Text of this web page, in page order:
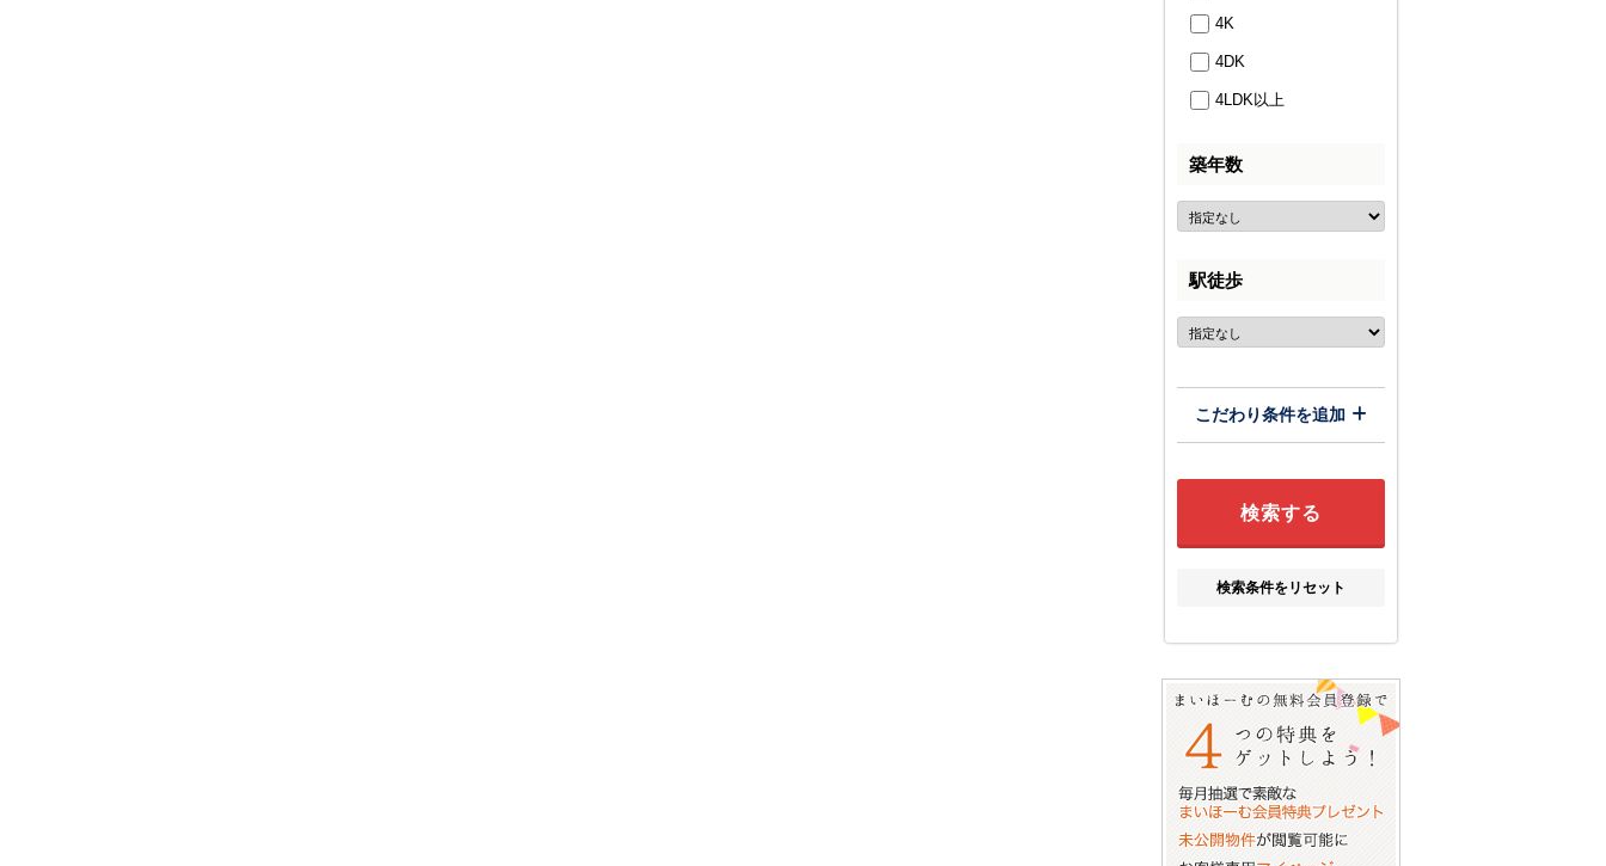
4K
4DK
4LDK以上
築年数
駅徒歩
こだわり条件を追加
検索条件をリセット